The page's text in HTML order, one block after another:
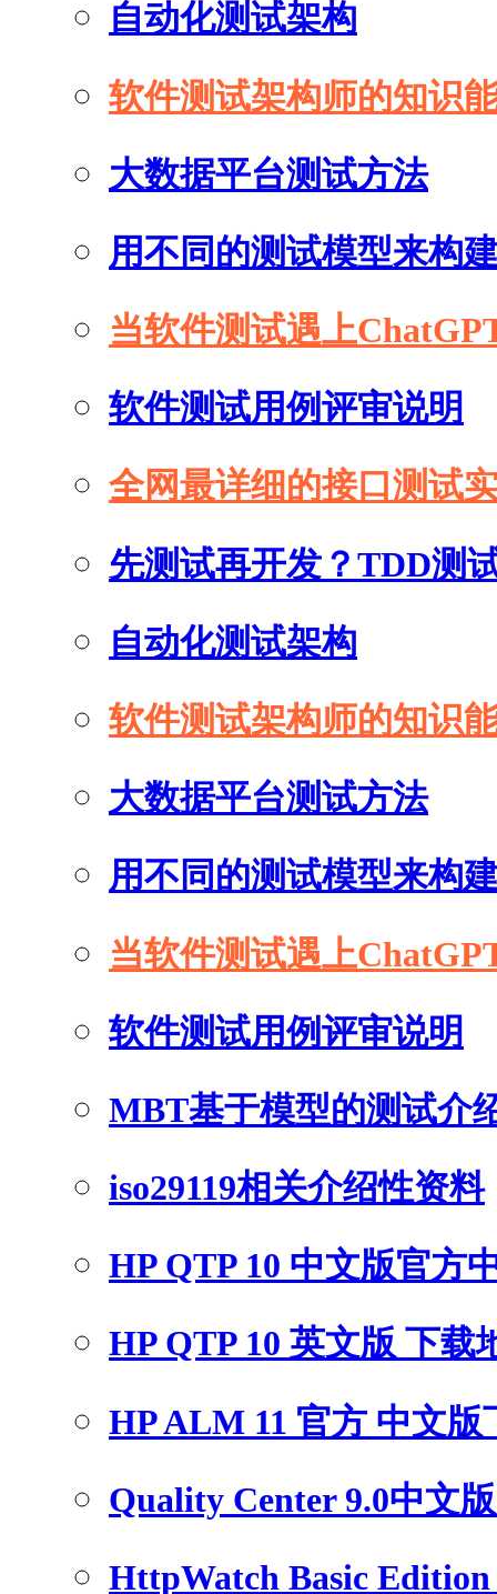
自动化测试架构
软件测试架构师的知识
大数据平台测试方法
用不同的测试模型来构
当软件测试遇上
软件测试用例评审说明
全网最详细的接口测试
先测试再开发？TDD测
自动化测试架构
软件测试架构师的知识
大数据平台测试方法
用不同的测试模型来构
当软件测试遇上
软件测试用例评审说明
MBT基于模型的测试介
iso29119相关介绍性资料
HP QTP 10 中文版官方
HP QTP 10 英文版 下载
HP ALM 11 官方 中文版
Quality Center 9.0中文
HttpWatch Basic Edition